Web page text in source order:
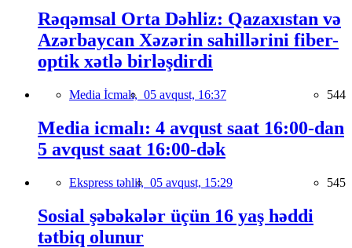
Rəqəmsal Orta Dəhliz: Qazaxıstan və
Azərbaycan Xəzərin sahillərini fiber-
optik xətlə birləşdirdi
Media İcmalı, 05 avqust, 16:37 544
Media icmalı: 4 avqust saat 16:00-dan
5 avqust saat 16:00-dək
Ekspress təhlil, 05 avqust, 15:29 545
Sosial şəbəkələr üçün 16 yaş həddi
tətbiq olunur